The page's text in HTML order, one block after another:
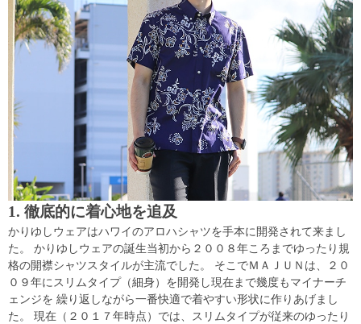
1. 徹底的に着心地を追及
かりゆしウェアはハワイのアロハシャツを手本に開発されて来まし
た。 かりゆしウェアの誕生当初から２００８年ころまでゆったり規
格の開襟シャツスタイルが主流でした。 そこでＭＡＪＵＮは、２０
０９年にスリムタイプ（細身）を開発し現在まで幾度もマイナーチ
ェンジを 繰り返しながら一番快適で着やすい形状に作りあげまし
た。 現在（２０１７年時点）では、スリムタイプが従来のゆったり